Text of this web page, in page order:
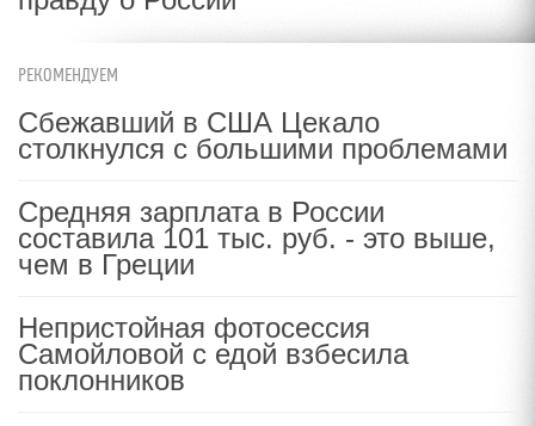
РЕКОМЕНДУЕМ
Сбежавший в США Цекало
столкнулся с большими проблемами
Средняя зарплата в России
составила 101 тыс. руб. - это выше,
чем в Греции
Непристойная фотосессия
Самойловой с едой взбесила
поклонников